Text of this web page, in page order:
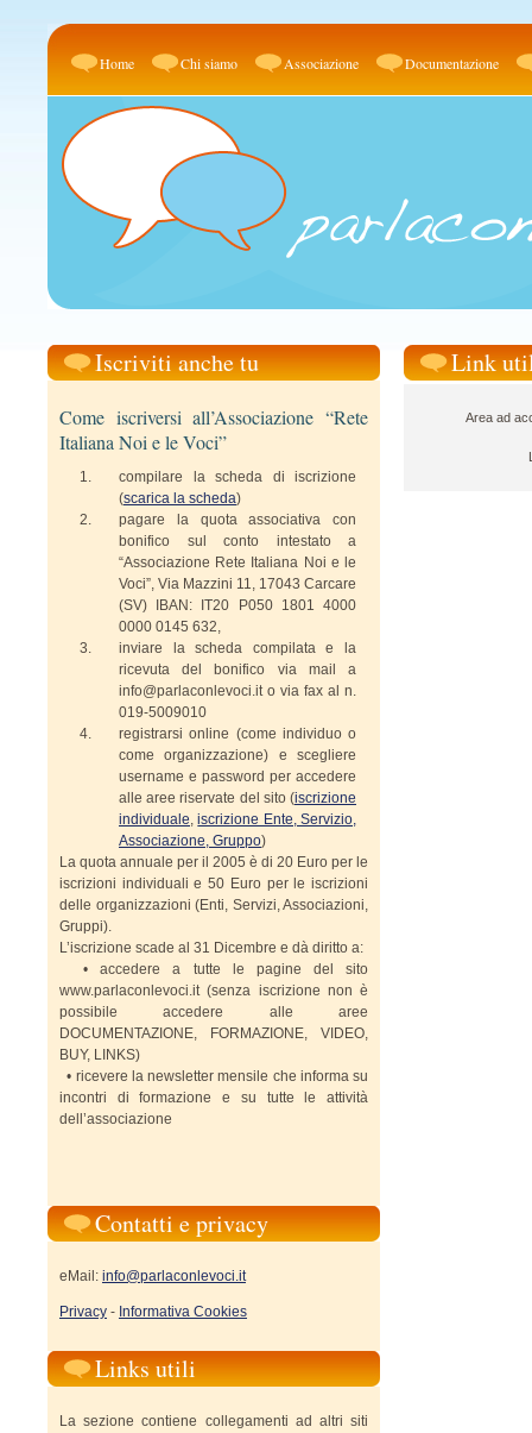
Home Chi siamo Associazione Documentazione
Link
Area ad
Iscriviti anche tu
Come iscriversi all’Associazione “Rete
Italiana Noi e le Voci”
compilare la scheda di iscrizione
(scarica la scheda)
pagare la quota associativa con
bonifico sul conto intestato a
“Associazione Rete Italiana Noi e le
Voci”, Via Mazzini 11, 17043 Carcare
(SV) IBAN: IT20 P050 1801 4000
0000 0145 632,
inviare la scheda compilata e la
ricevuta del bonifico via mail a
info@parlaconlevoci.it o via fax al n.
019-5009010
registrarsi online (come individuo o
come organizzazione) e scegliere
username e password per accedere
alle aree riservate del sito (iscrizione
individuale,iscrizione Ente, Servizio,
Associazione, Gruppo)
La quota annuale per il 2005 è di 20 Euro per le
iscrizioni individuali e 50 Euro per le iscrizioni
delle organizzazioni (Enti, Servizi, Associazioni,
Gruppi).
L’iscrizione scade al 31 Dicembre e dà diritto a:
• accedere a tutte le pagine del sito
www.parlaconlevoci.it (senza iscrizione non è
possibile accedere alle aree
DOCUMENTAZIONE, FORMAZIONE, VIDEO,
BUY, LINKS)
• ricevere la newsletter mensile che informa su
incontri di formazione e su tutte le attività
dell’associazione
Contatti e privacy
eMail: info@parlaconlevoci.it
Privacy - Informativa Cookies
Links utili
La sezione contiene collegamenti ad altri siti